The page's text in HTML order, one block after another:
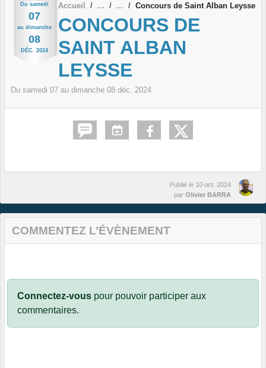
Du samedi
07
au dimanche
08
DÉC. 2024
Accueil Concours de Saint Alban Leysse
CONCOURS DE
SAINT ALBAN
LEYSSE
Du samedi 07 au dimanche 08 déc. 2024
Publié le 10 oct. 2024
par Olivier BARRA
COMMENTEZ L’ÉVÈNEMENT
Connectez-vous pour pouvoir participer aux
commentaires.